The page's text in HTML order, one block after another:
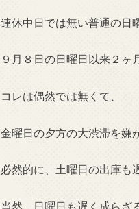
連休中日では無い普通の日
９月８日の日曜日以来２ヶ
コレは偶然では無くて、
金曜日の夕方の大渋滞を嫌
必然的に、土曜日の出庫も
当然、日曜日も遅く成らざ